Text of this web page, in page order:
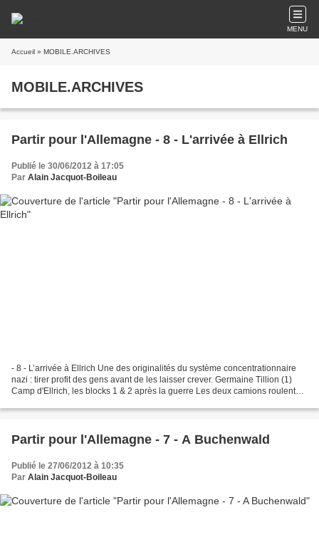
MENU
Accueil » MOBILE.ARCHIVES
MOBILE.ARCHIVES
Partir pour l'Allemagne - 8 - L'arrivée à Ellrich
Publié le 30/06/2012 à 17:05
Par Alain Jacquot-Boileau
- 8 - L’arrivée à Ellrich Une des originalités du système concentrationnaire
nazi : tirer profit des gens avant de les laisser crever. Germaine Tillion (1)
Camp d'Ellrich, les blocks 1 & 2 après la guerre Les deux camions roulent
Partir pour l'Allemagne - 7 - A Buchenwald
Publié le 27/06/2012 à 10:35
Par Alain Jacquot-Boileau